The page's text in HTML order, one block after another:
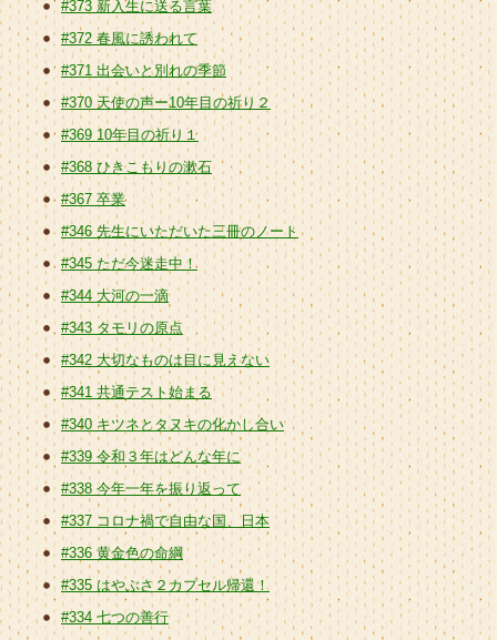
#373 新入生に送る言葉
#372 春風に誘われて
#371 出会いと別れの季節
#370 天使の声ー10年目の祈り２
#369 10年目の祈り１
#368 ひきこもりの漱石
#367 卒業
#346 先生にいただいた三冊のノート
#345 ただ今迷走中！
#344 大河の一滴
#343 タモリの原点
#342 大切なものは目に見えない
#341 共通テスト始まる
#340 キツネとタヌキの化かし合い
#339 令和３年はどんな年に
#338 今年一年を振り返って
#337 コロナ禍で自由な国、日本
#336 黄金色の命綱
#335 はやぶさ２カプセル帰還！
#334 七つの善行